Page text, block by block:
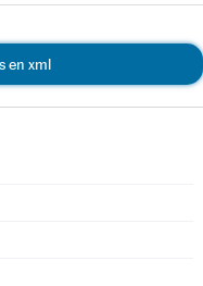
en xml